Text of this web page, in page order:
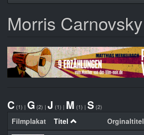
Morris Carnovsky
C (1) | G (2) | J (1) | M (1) | S (2)
Filmplakat Titel Orginaltitel